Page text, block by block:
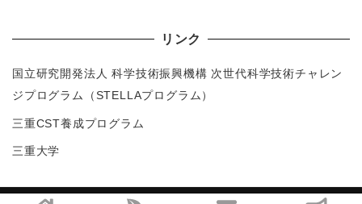
リンク
国立研究開発法人 科学技術振興機構 次世代科学技術チャレン
ジプログラム（STELLAプログラム）
三重CST養成プログラム
三重大学